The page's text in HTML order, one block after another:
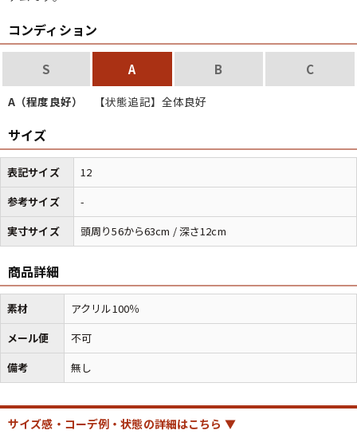
スウェット
長袖シャツ XS S M L XL
半袖シャツ XS
Tシャツ XS S
パンツ
W30以下 W31,W32 W33,W34
バンド
Tシャツ
アニメ
映画
USA製
コンディション
S A B C
A（程度良好） 【状態追記】全体良好
サイズ
表記サイズ
12
参考サイズ
-
実寸サイズ
頭周り56から63cm / 深さ12cm
商品詳細
素材
アクリル100％
メール便
不可
備考
無し
サイズ感・コーデ例・状態の詳細はこちら ▼